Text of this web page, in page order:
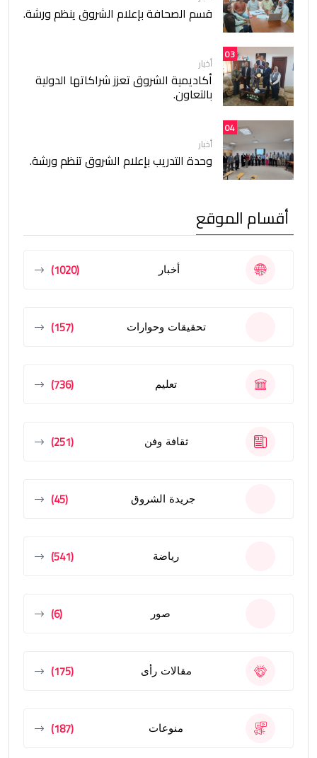
قسم الصحافة بإعلام الشروق ينظم ورشة.
03
أخبار
أكاديمية الشروق تعزز شراكاتها الدولية
بالتعاون.
04
أخبار
وحدة التدريب بإعلام الشروق تنظم ورشة.
أقسام الموقع
أخبار (1020)
تحقيقات وحوارات (157)
تعليم (736)
ثقافة وفن (251)
جريدة الشروق (45)
رياضة (541)
صور (6)
مقالات رأى (175)
منوعات (187)